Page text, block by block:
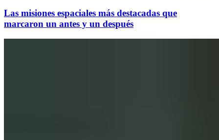
Las misiones espaciales más destacadas que
marcaron un antes y un después